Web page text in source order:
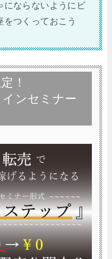
にならないようにビ
をつくっておこう
！
ンセミナー